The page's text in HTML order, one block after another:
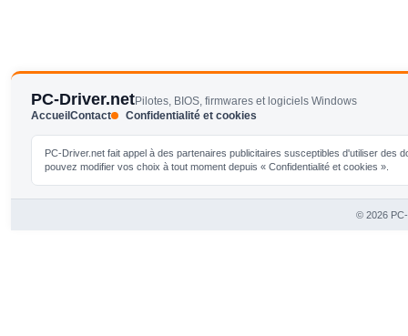
PC-Driver.netPilotes, BIOS, firmwares et logiciels Windows
AccueilContact Confidentialité et cookies
PC-Driver.net fait appel à des partenaires publicitaires susceptibles d'utiliser
pouvez modifier vos choix à tout moment depuis « Confidentialité et cookies ».
© 2026